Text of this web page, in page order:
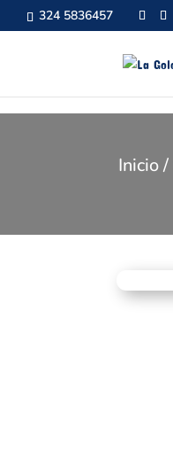
324 5836457
Inicio/